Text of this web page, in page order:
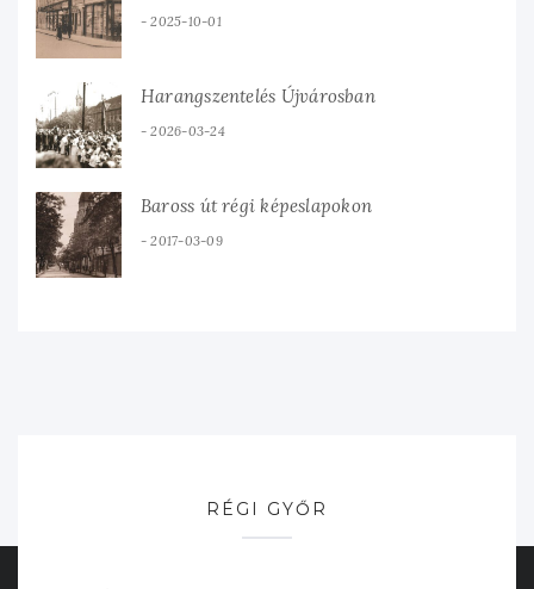
2025-10-01
Harangszentelés Újvárosban
2026-03-24
Baross út régi képeslapokon
2017-03-09
RÉGI GYŐR